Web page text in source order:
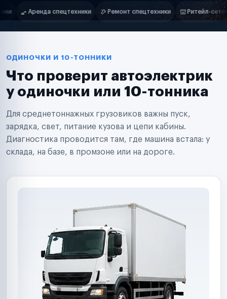
Нам доверяют
Ремонт спецтехники Ритейл-сети Управляющие компании
Маркетплейсы
Таксопарки
Автодилеры
Поставщики запчастей
Аренда спецтехники
Ремонт спецтехники
Ритейл-сети
Управляющие компании
Страховые компании
ОДИНОЧКИ И 10-ТОННИКИ
Что проверит автоэлектрик
у одиночки или 10-тонника
Для среднетоннажных грузовиков важны пуск,
зарядка, свет, питание кузова и цепи кабины.
Диагностика проводится там, где машина встала: у
склада, на базе, в промзоне или на дороге.